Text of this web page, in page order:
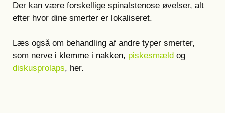
Der kan være forskellige spinalstenose øvelser, alt
efter hvor dine smerter er lokaliseret.
Læs også om behandling af andre typer smerter,
som nerve i klemme i nakken, piskesmæld og
diskusprolaps, her.